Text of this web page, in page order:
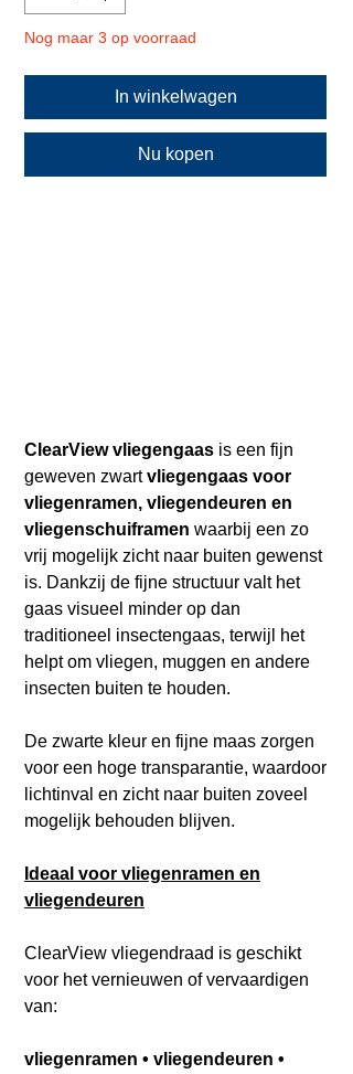
Nog maar 3 op voorraad
In winkelwagen
Nu kopen
ClearView vliegengaas is een fijn
geweven zwartvliegengaas voor
vliegenramen, vliegendeuren en
vliegenschuiframen waarbij een zo
vrij mogelijk zicht naar buiten gewenst
is. Dankzij de fijne structuur valt het
gaas visueel minder op dan
traditioneel insectengaas, terwijl het
helpt om vliegen, muggen en andere
insecten buiten te houden.
De zwarte kleur en fijne maas zorgen
voor een hoge transparantie, waardoor
lichtinval en zicht naar buiten zoveel
mogelijk behouden blijven.
Ideaal voor vliegenramen en
vliegendeuren
ClearView vliegendraad is geschikt
voor het vernieuwen of vervaardigen
van:
vliegenramen • vliegendeuren •